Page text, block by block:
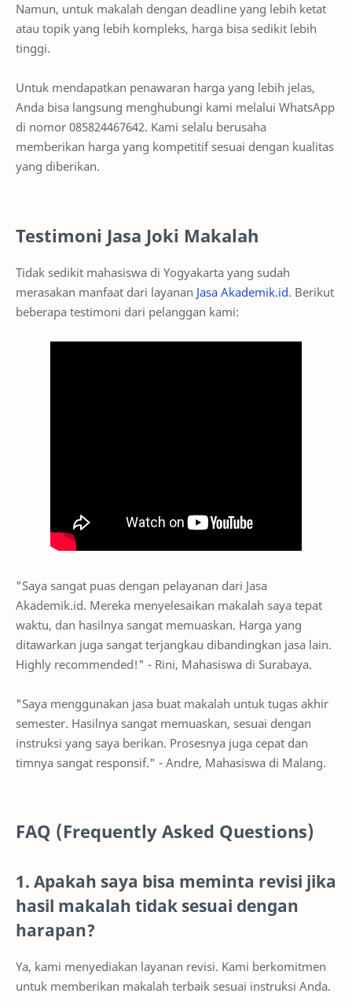
Namun, untuk makalah dengan deadline yang lebih ketat
atau topik yang lebih kompleks, harga bisa sedikit lebih
tinggi.
Untuk mendapatkan penawaran harga yang lebih jelas,
Anda bisa langsung menghubungi kami melalui WhatsApp
di nomor 085824467642. Kami selalu berusaha
memberikan harga yang kompetitif sesuai dengan kualitas
yang diberikan.
Testimoni Jasa Joki Makalah
Tidak sedikit mahasiswa di Yogyakarta yang sudah
merasakan manfaat dari layanan Jasa Akademik.id. Berikut
beberapa testimoni dari pelanggan kami:
"Saya sangat puas dengan pelayanan dari Jasa
Akademik.id. Mereka menyelesaikan makalah saya tepat
waktu, dan hasilnya sangat memuaskan. Harga yang
ditawarkan juga sangat terjangkau dibandingkan jasa lain.
Highly recommended!" - Rini, Mahasiswa di Surabaya.
"Saya menggunakan jasa buat makalah untuk tugas akhir
semester. Hasilnya sangat memuaskan, sesuai dengan
instruksi yang saya berikan. Prosesnya juga cepat dan
timnya sangat responsif." - Andre, Mahasiswa di Malang.
FAQ (Frequently Asked Questions)
1. Apakah saya bisa meminta revisi jika
hasil makalah tidak sesuai dengan
harapan?
Ya, kami menyediakan layanan revisi. Kami berkomitmen
untuk memberikan makalah terbaik sesuai instruksi Anda.